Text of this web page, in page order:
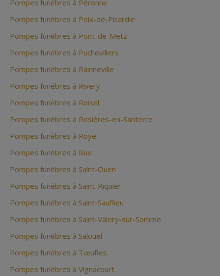
Pompes funèbres à Péronne
Pompes funèbres à Poix-de-Picardie
Pompes funèbres à Pont-de-Metz
Pompes funèbres à Puchevillers
Pompes funèbres à Rainneville
Pompes funèbres à Rivery
Pompes funèbres à Roisel
Pompes funèbres à Rosières-en-Santerre
Pompes funèbres à Roye
Pompes funèbres à Rue
Pompes funèbres à Saint-Ouen
Pompes funèbres à Saint-Riquier
Pompes funèbres à Saint-Sauflieu
Pompes funèbres à Saint-Valery-sur-Somme
Pompes funèbres à Salouël
Pompes funèbres à Tœufles
Pompes funèbres à Vignacourt